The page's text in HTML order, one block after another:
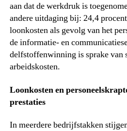
aan dat de werkdruk is
andere uitdaging bij: 24,4
loonkosten als gevolg van het
de informatie- en
delfstoffenwinning is sprake van
arbeidskosten.
Loonkosten en
prestaties
In meerdere bedrijfstakken